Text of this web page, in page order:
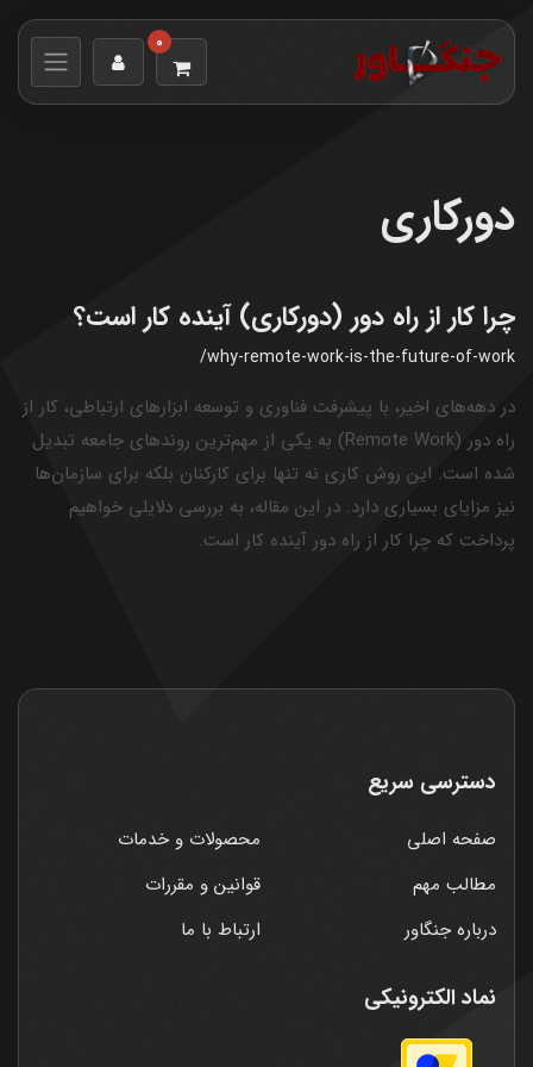
0
دورکاری
چرا کار از راه دور (دورکاری) آینده کار است؟
/why-remote-work-is-the-future-of-work
در دهه‌های اخیر، با پیشرفت فناوری و توسعه ابزارهای ارتباطی، کار از
راه دور (Remote Work) به یکی از مهم‌ترین روندهای جامعه تبدیل
شده است. این روش کاری نه تنها برای کارکنان بلکه برای سازمان‌ها
نیز مزایای بسیاری دارد. در این مقاله، به بررسی دلایلی خواهیم
پرداخت که چرا کار از راه دور آینده کار است.
دسترسی سریع
صفحه اصلی
محصولات و خدمات
مطالب مهم
قوانین و مقررات
درباره جنگاور
ارتباط با ما
نماد الکترونیکی